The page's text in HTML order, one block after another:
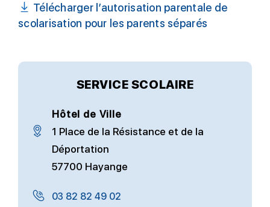
Télécharger l’autorisation parentale de
scolarisation pour les parents séparés
SERVICE SCOLAIRE
Hôtel de Ville
1 Place de la Résistance et de la
Déportation
57700 Hayange
03 82 82 49 02